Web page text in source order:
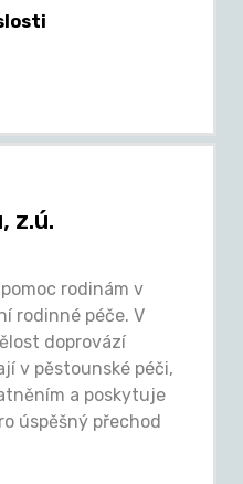
z.ú.
rodinám v
rodinné péče. V
doprovází
v pěstounské péči,
a poskytuje
úspěšný přechod